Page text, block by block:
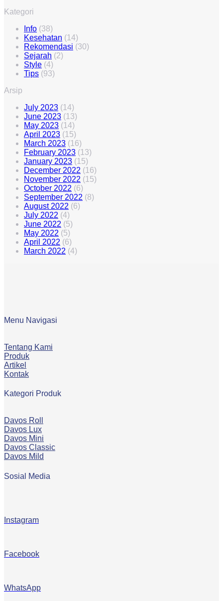
Kategori
Info (38)
Kesehatan (14)
Rekomendasi (30)
Sejarah (2)
Style (4)
Tips (93)
Arsip
July 2023 (14)
June 2023 (13)
May 2023 (14)
April 2023 (15)
March 2023 (16)
February 2023 (13)
January 2023 (15)
December 2022 (16)
November 2022 (15)
October 2022 (6)
September 2022 (8)
August 2022 (6)
July 2022 (4)
June 2022 (5)
May 2022 (5)
April 2022 (6)
March 2022 (4)
Menu Navigasi
Tentang Kami
Produk
Artikel
Kontak
Kategori Produk
Davos Roll
Davos Lux
Davos Mini
Davos Classic
Davos Mild
Sosial Media
Instagram
Facebook
WhatsApp